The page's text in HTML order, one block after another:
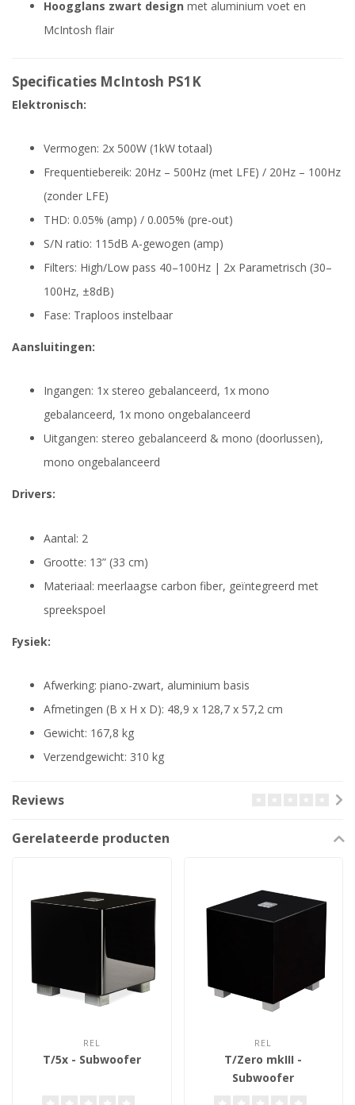
Hoogglans zwart design met aluminium voet en
McIntosh flair
Specificaties McIntosh PS1K
Elektronisch:
Vermogen: 2x 500W (1kW totaal)
Frequentiebereik: 20Hz – 500Hz (met LFE) / 20Hz – 100Hz
(zonder LFE)
THD: 0.05% (amp) / 0.005% (pre-out)
S/N ratio: 115dB A-gewogen (amp)
Filters: High/Low pass 40–100Hz | 2x Parametrisch (30–
100Hz, ±8dB)
Fase: Traploos instelbaar
Aansluitingen:
Ingangen: 1x stereo gebalanceerd, 1x mono
gebalanceerd, 1x mono ongebalanceerd
Uitgangen: stereo gebalanceerd & mono (doorlussen),
mono ongebalanceerd
Drivers:
Aantal: 2
Grootte: 13” (33 cm)
Materiaal: meerlaagse carbon fiber, geïntegreerd met
spreekspoel
Fysiek:
Afwerking: piano-zwart, aluminium basis
Afmetingen (B x H x D): 48,9 x 128,7 x 57,2 cm
Gewicht: 167,8 kg
Verzendgewicht: 310 kg
Reviews
Gerelateerde producten
REL
T/5x - Subwoofer
REL
T/Zero mkIII -
Subwoofer